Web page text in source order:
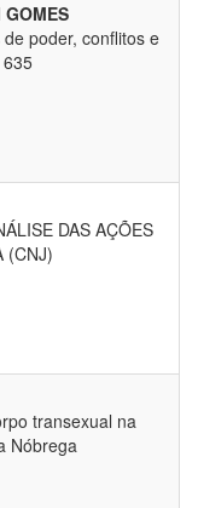
de poder, conflitos e
DAS AÇÕES
(CNJ)
transexual na
Nóbrega